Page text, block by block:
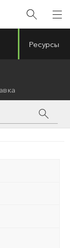
Ресурсы